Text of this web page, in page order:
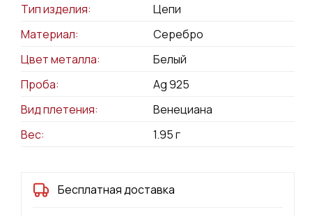
Тип изделия:
Цепи
Материал:
Серебро
Цвет металла:
Белый
Проба:
Ag 925
Вид плетения:
Венециана
Вес:
1.95г
Бесплатная доставка